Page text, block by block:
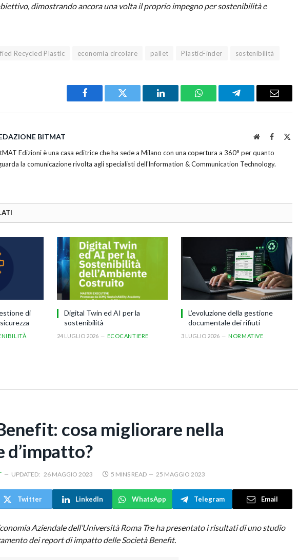
dimostrando ancora una volta il proprio impegno per sostenibilità e
Recycled Plastic economia circolare pallet PlasticFinder sostenibilità
Facebook Twitter LinkedIn WhatsAppTelegram Email
BITMAT WebsiteFacebook
Edizioni è una casa editrice che ha sede a Milano con una copertura a 360° per quanto
la comunicazione rivolta agli specialisti dell'lnformation & Communication Technology.
di
Digital Twin ed AI per la
sostenibilità
24 LUGLIO 2026 ECOCANTIERE
L’evoluzione della gestione
documentale dei rifiuti
3 LUGLIO 2026 NORMATIVE
cosa migliorare nella
d’impatto?
UPDATED: 26 MAGGIO 2023 5 MINS READ 25 MAGGIO 2023
Twitter LinkedIn WhatsApp Telegram Email
Aziendale dell’Università Roma Tre ha presentato i risultati di uno studio
dei report di impatto delle Società Benefit.